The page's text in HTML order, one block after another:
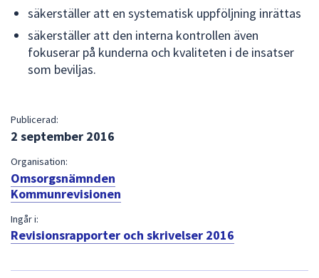
säkerställer att en systematisk uppföljning inrättas
säkerställer att den interna kontrollen även
fokuserar på kunderna och kvaliteten i de insatser
som beviljas.
Publicerad:
2 september 2016
Organisation:
Omsorgsnämnden
Kommunrevisionen
Ingår i:
Revisionsrapporter och skrivelser 2016